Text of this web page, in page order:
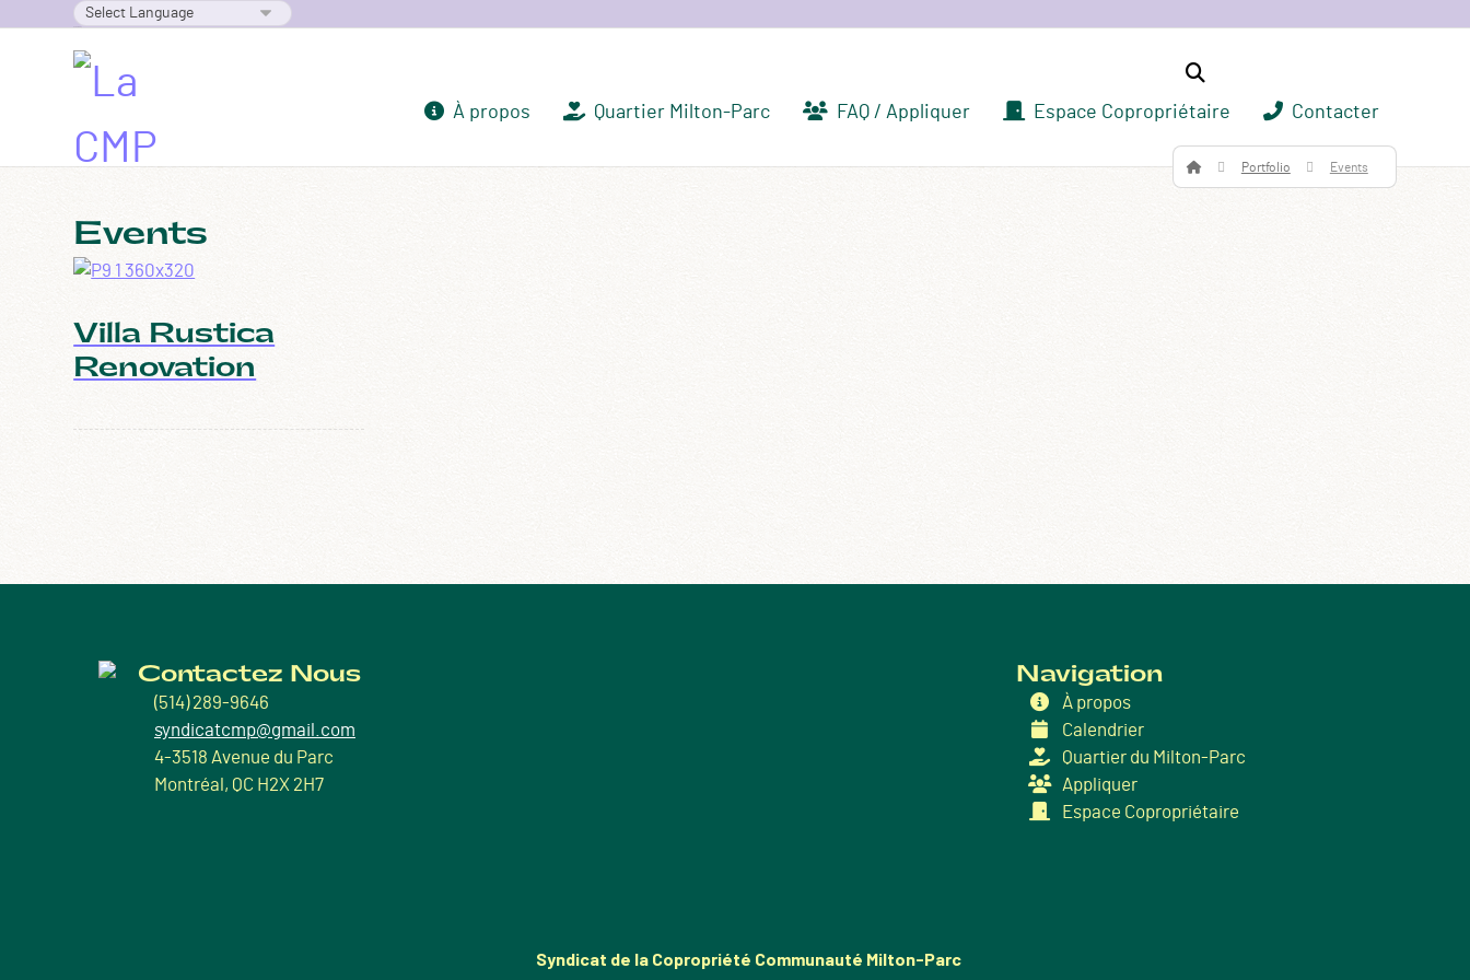
À propos Quartier Milton-Parc FAQ / Appliquer Espace Copropriétaire Contacter
Events
Portfolio Events
Villa Rustica
Renovation
Contactez Nous
(514) 289-9646
syndicatcmp@gmail.com
4-3518 Avenue du Parc
Montréal, QC H2X 2H7
Navigation
À propos
Calendrier
Quartier du Milton-Parc
Appliquer
Espace Copropriétaire
Syndicat de la Copropriété Communauté Milton-Parc